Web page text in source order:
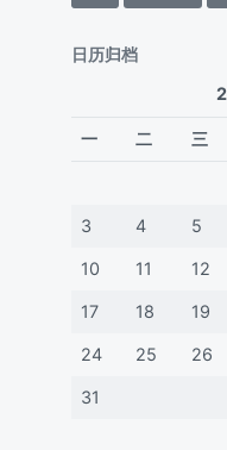
日历归档
一 二 三
3 4 5
10 11 12
17 18 19
24 25 26
31